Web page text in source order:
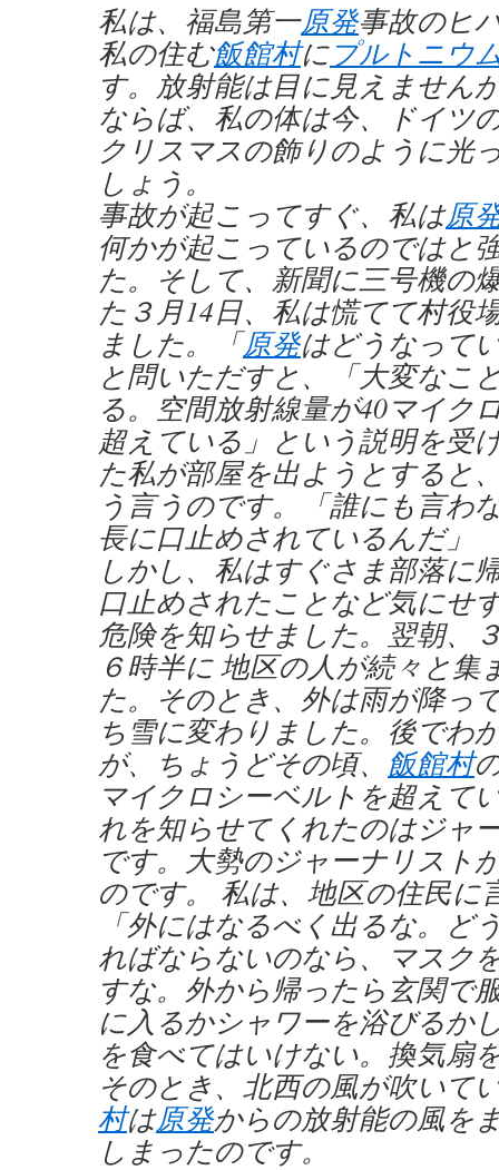
私は、福島第一原発事故のヒ
私の住む飯館村にプルトニウ
す。放射能は目に見えません
ならば、私の体は今、ドイツ
クリスマスの飾りのように光
しょう。
事故が起こってすぐ、私は原
何かが起こっているのではと
た。そして、新聞に三号機の
た３月14日、私は慌てて村役
ました。「原発はどうなって
と問いただすと、「大変なこ
る。空間放射線量が40マイク
超えている」という説明を受
た私が部屋を出ようとすると
う言うのです。「誰にも言わ
長に口止めされているんだ」
しかし、私はすぐさま部落に
口止めされたことなど気にせ
危険を知らせました。翌朝、
６時半に 地区の人が続々と集
た。そのとき、外は雨が降っ
ち雪に変わりました。後でわ
が、ちょうどその頃、 飯館村
マイクロシーベルトを超えて
れを知らせてくれたのはジャ
です。大勢のジャーナリスト
のです。 私は、地区の住民に
「外にはなるべく出るな。ど
ればならないのなら、マスク
すな。外から帰ったら玄関で
に入るかシャワーを浴びるか
を食べてはいけない。換気扇
そのとき、北西の風が吹いて
村は原発からの放射能の風を
しまったのです。